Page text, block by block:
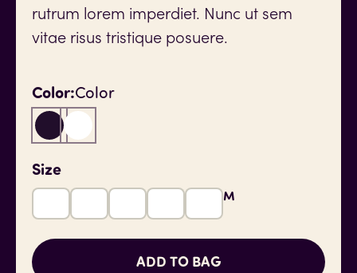
rutrum lorem imperdiet. Nunc ut sem
vitae risus tristique posuere.
Color:Color
Size
XL L 2XL S M